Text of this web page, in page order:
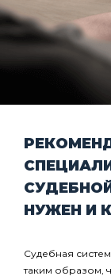
НУЖЕН И
Судебная
таким образом,